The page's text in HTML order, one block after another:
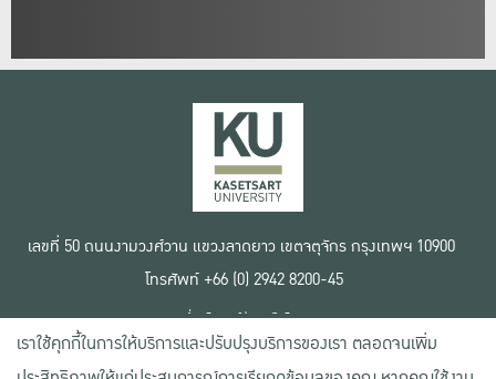
เลขที่ 50 ถนนงามวงศ์วาน แขวงลาดยาว เขตจตุจักร กรุงเทพฯ 10900
โทรศัพท์ +66 (0) 2942 8200-45
เงื่อนไขการใช้งานเว็บไซต์
ข้อตกลงด้านสิทธิ์ใช้งาน
นโยบายความเป็นส่วนตัว
เราใช้คุกกี้ในการให้บริการและปรับปรุงบริการของเรา ตลอดจนเพิ่ม